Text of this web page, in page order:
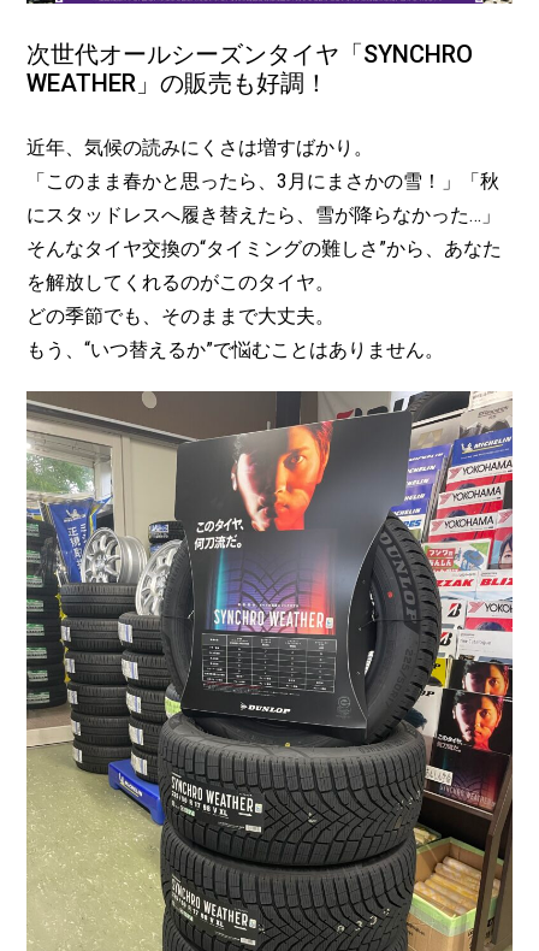
次世代オールシーズンタイヤ「SYNCHRO
WEATHER」の販売も好調！
近年、気候の読みにくさは増すばかり。
「このまま春かと思ったら、3月にまさかの雪！」「秋
にスタッドレスへ履き替えたら、雪が降らなかった…」
そんなタイヤ交換の“タイミングの難しさ”から、あなた
を解放してくれるのがこのタイヤ。
どの季節でも、そのままで大丈夫。
もう、“いつ替えるか”で悩むことはありません。